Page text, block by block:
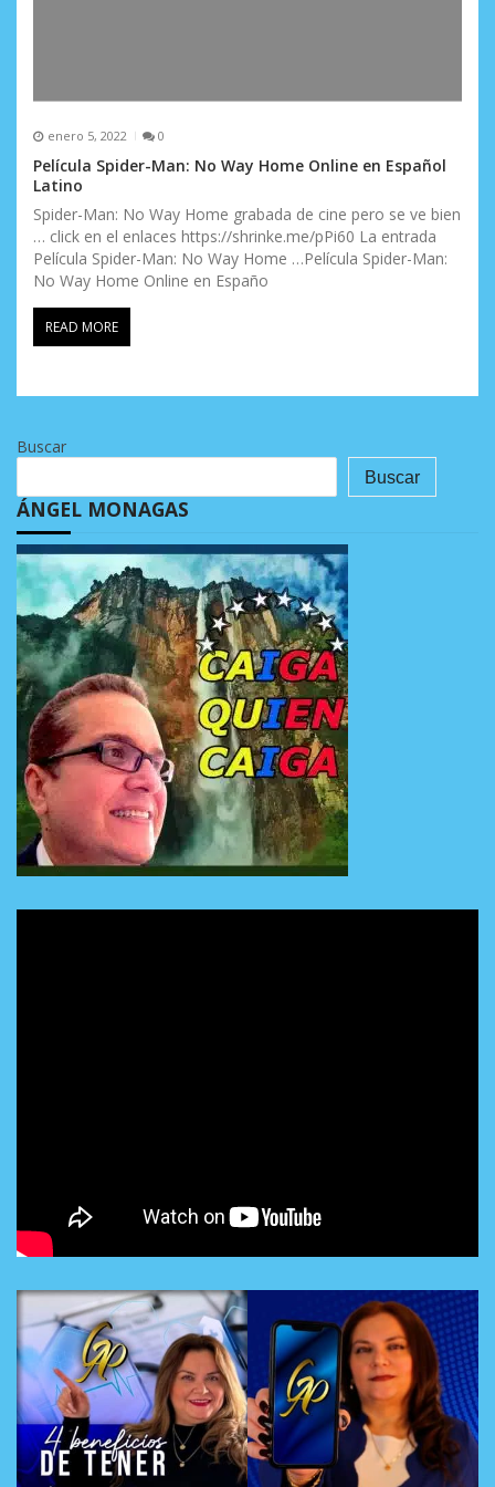
enero 5, 2022 0
Película Spider-Man: No Way Home Online en Español
Latino
Spider-Man: No Way Home grabada de cine pero se ve bien
… click en el enlaces https://shrinke.me/pPi60 La entrada
Película Spider-Man: No Way Home …Película Spider-Man:
No Way Home Online en Españo
READ MORE
Buscar
Buscar
ÁNGEL MONAGAS